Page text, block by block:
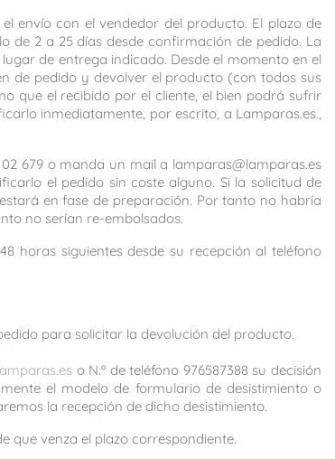
envío con el vendedor del producto. El plazo de
de 2 a 25 días desde confirmación de pedido. La
de entrega indicado. Desde el momento en el
de pedido y devolver el producto (con todos sus
que el recibido por el cliente, el bien podrá sufrir
inmediatamente, por escrito, a Lamparas.es.,
679 o manda un mail a lamparas@lamparas.es
el pedido sin coste alguno. Si la solicitud de
en fase de preparación. Por tanto no habría
no serían re-embolsados.
horas siguientes desde su recepción al teléfono
para solicitar la devolución del producto.
o N.º de teléfono 976587388 su decisión
el modelo de formulario de desistimiento o
la recepción de dicho desistimiento.
que venza el plazo correspondiente.